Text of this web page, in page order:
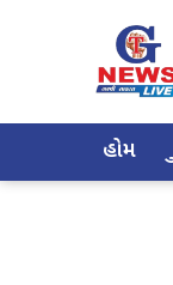
હોમ